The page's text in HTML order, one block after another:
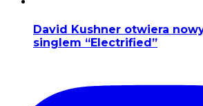
David Kushner otwiera
singlem “Electrified”